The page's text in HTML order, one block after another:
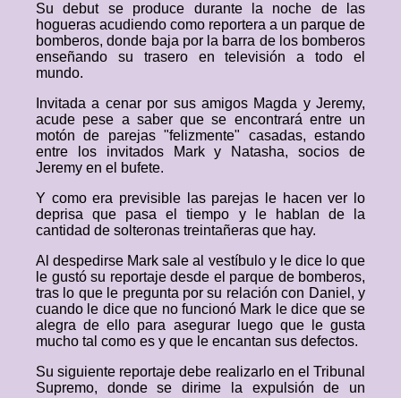
Su debut se produce durante la noche de las
hogueras acudiendo como reportera a un parque de
bomberos, donde baja por la barra de los bomberos
enseñando su trasero en televisión a todo el
mundo.
Invitada a cenar por sus amigos Magda y Jeremy,
acude pese a saber que se encontrará entre un
motón de parejas "felizmente" casadas, estando
entre los invitados Mark y Natasha, socios de
Jeremy en el bufete.
Y como era previsible las parejas le hacen ver lo
deprisa que pasa el tiempo y le hablan de la
cantidad de solteronas treintañeras que hay.
Al despedirse Mark sale al vestíbulo y le dice lo que
le gustó su reportaje desde el parque de bomberos,
tras lo que le pregunta por su relación con Daniel, y
cuando le dice que no funcionó Mark le dice que se
alegra de ello para asegurar luego que le gusta
mucho tal como es y que le encantan sus defectos.
Su siguiente reportaje debe realizarlo en el Tribunal
Supremo, donde se dirime la expulsión de un